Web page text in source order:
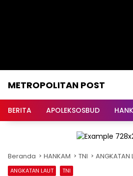
METROPOLITAN POST
BERITA APOLEKSOSBUD
Beranda HANKAM TNI ANGKATAN
ANGKATAN LAUT TNI